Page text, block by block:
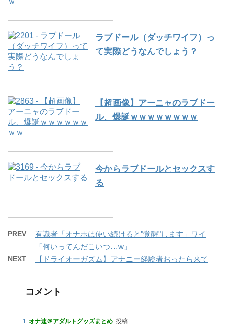
ラブドール（ダッチワイフ）っ
て実際どうなんでしょう？
【超画像】アーニャのラブドー
ル、爆誕ｗｗｗｗｗｗｗｗ
今からラブドールとセックスす
る
PREV
有識者「オナホは使い続けると"覚醒"します」ワイ
「何いってんだこいつ…w」
NEXT 【ドライオーガズム】アナニー経験者おったら来て
コメント
1 オナ速＠アダルトグッズまとめ 投稿